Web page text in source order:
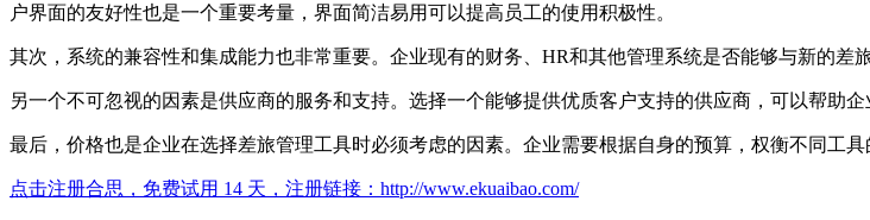
户界面的友好性也是一个重要考量，界面简洁易用可以提高员工的使用积极性。
其次，系统的兼容性和集成能力也非常重要。企业现有的财务、HR和其他管理系统是否能够与新的差
另一个不可忽视的因素是供应商的服务和支持。选择一个能够提供优质客户支持的供应商，可以帮助
最后，价格也是企业在选择差旅管理工具时必须考虑的因素。企业需要根据自身的预算，权衡不同工
点击注册合思，免费试用 14 天，注册链接： http://www.ekuaibao.com/